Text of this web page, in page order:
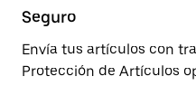
Seguro
Envía tus artículos con
Protección de Artículos